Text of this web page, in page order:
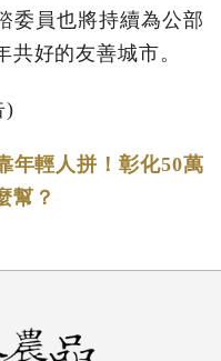
委員也將持續為公部
好的友善城市。
)
年輕人拼！彰化50萬
幫？